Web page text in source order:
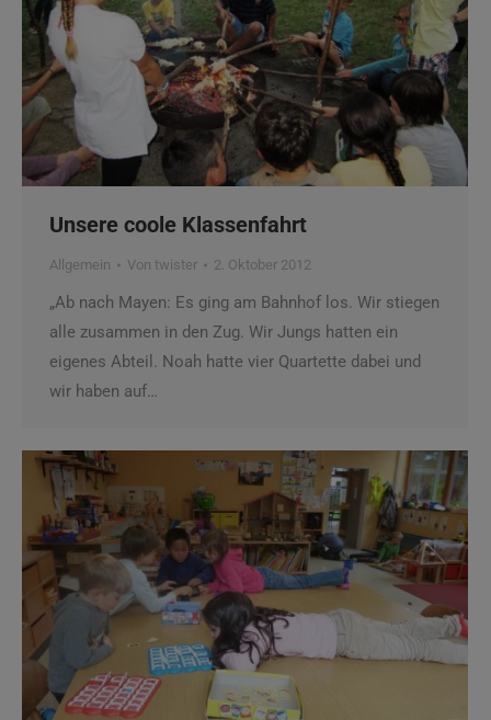
Unsere coole Klassenfahrt
Allgemein Von twister 2. Oktober 2012
„Ab nach Mayen: Es ging am Bahnhof los. Wir stiegen
alle zusammen in den Zug. Wir Jungs hatten ein
eigenes Abteil. Noah hatte vier Quartette dabei und
wir haben auf…